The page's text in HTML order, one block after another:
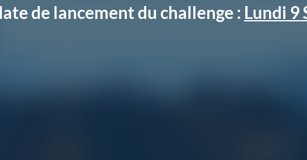
de lancement du challenge : Lundi 9